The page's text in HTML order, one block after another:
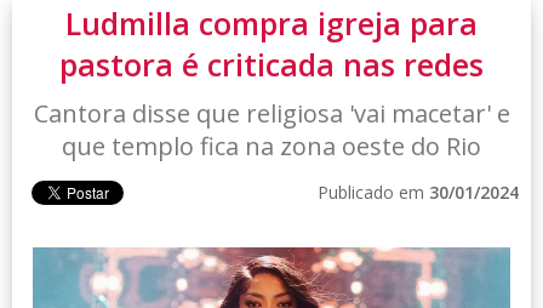
Ludmilla compra igreja para
pastora é criticada nas redes
Cantora disse que religiosa 'vai macetar' e
que templo fica na zona oeste do Rio
Publicado em 30/01/2024